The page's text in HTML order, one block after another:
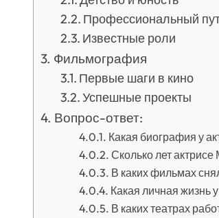
Профессиональный
Известные роли
Фильмография
Первые шаги в кино
Успешные проекты
Вопрос-ответ:
Какая биография у
Сколько лет
В каких фильмах
Какая личная жизнь
В каких театрах